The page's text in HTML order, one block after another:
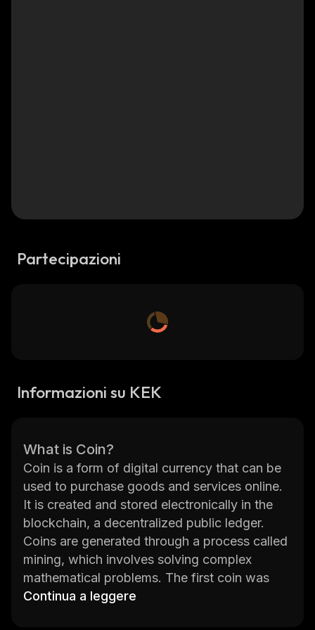
Partecipazioni
Informazioni su KEK
What is Coin?
Coin is a form of digital currency that can be
used to purchase goods and services online.
It is created and stored electronically in the
blockchain, a decentralized public ledger.
Coins are generated through a process called
mining, which involves solving complex
mathematical problems. The first coin was
Bitcoin, created in 2009 by an anonymous
Continua a leggere